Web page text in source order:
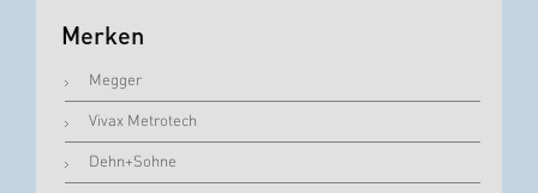
Merken
Megger
Vivax Metrotech
Dehn+Sohne